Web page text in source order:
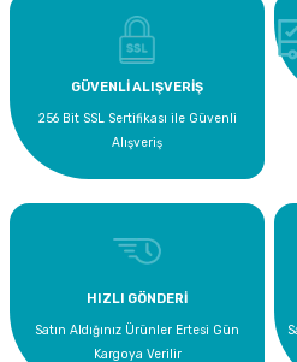
GÜVENLİ ALIŞVERİŞ
256 Bit SSL Sertifikası ile Güvenli
Alışveriş
HIZLI GÖNDERİ
Satın Aldığınız Ürünler Ertesi Gün
Kargoya Verilir